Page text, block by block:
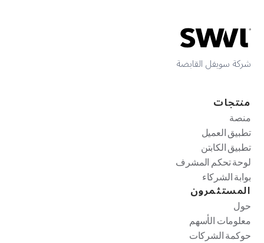
شركة سويفل القابضة
منتجات
منصة
تطبيق العميل
تطبيق الكابتن
لوحة تحكم المشرف
بوابة الشركاء
المستثمرون
حول
معلومات الأسهم
حوكمة الشركات